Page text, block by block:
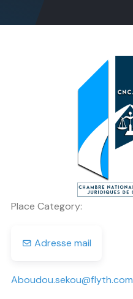
Place Category:
Adresse mail
Aboudou.sekou@flyth.com